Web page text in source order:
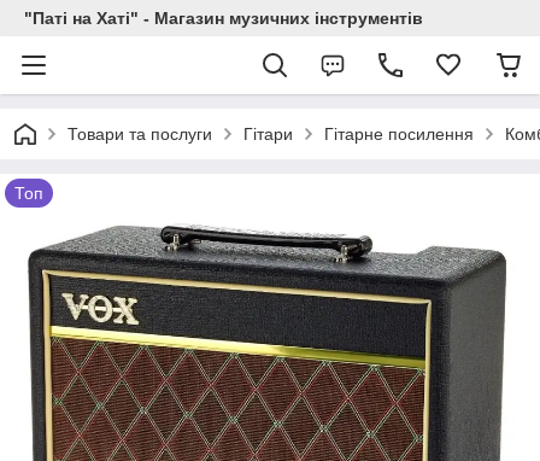
"Паті на Хаті" - Магазин музичних інструментів
Товари та послуги Гітари Гітарне посилення
Топ